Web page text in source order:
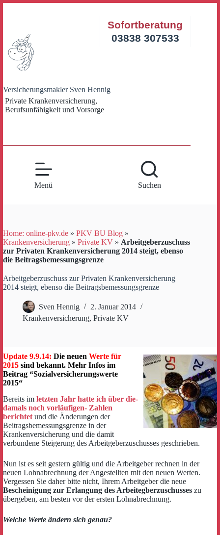
Versicherungsmakler Sven Hennig
Private Krankenversicherung,
Berufsunfähigkeit und Vorsorge
Sofortberatung
03838 307533
Menü Suchen
Home: online-pkv.de » PKV BU Blog »
Krankenversicherung » Private KV » Arbeitgeberzuschuss
zur Privaten Krankenversicherung 2014 steigt, ebenso
die Beitragsbemessungsgrenze
Arbeitgeberzuschuss zur Privaten Krankenversicherung
2014 steigt, ebenso die Beitragsbemessungsgrenze
Sven Hennig
2. Januar 2014
Krankenversicherung, Private KV
Update 9.9.14: Die neuen Werte für
2015 sind bekannt. Mehr Infos im
Beitrag “Sozialversicherungswerte
2015“
Bereits im letzten Jahr hatte ich über die-
damals noch vorläufigen- Zahlen
berichtet und die Änderungen der
Beitragsbemessungsgrenze in der
Krankenversicherung und die damit
verbundene Steigerung des Arbeitgeberzuschusses geschrieben.
Nun ist es seit gestern gültig und die Arbeitgeber rechnen in der
neuen Lohnabrechnung der Angestellten mit den neuen Werten.
Vergessen Sie daher bitte nicht, Ihrem Arbeitgeber die neue
Bescheinigung zur Erlangung des Arbeitegberzuschusses zu
übergeben, am besten vor der ersten Lohnabrechnung.
Welche Werte ändern sich genau?